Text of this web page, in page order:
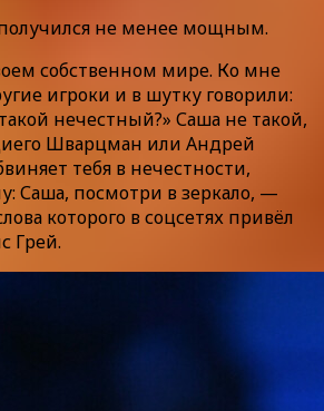
не менее мощным.
собственном мире. Ко мне
игроки и в шутку говорили:
нечестный?» Саша не такой,
Шварцман или Андрей
тебя в нечестности,
Саша, посмотри в зеркало, —
которого в соцсетях привёл
Грей.